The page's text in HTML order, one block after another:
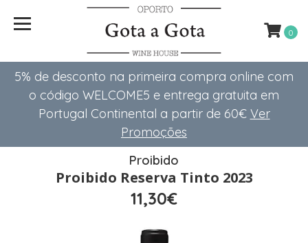
5% de desconto na primeira compra online com
o código WELCOME5 e entrega gratuita em
Portugal Continental a partir de 60€ Ver
Promoções
0
Proibido
Proibido Reserva Tinto 2023
11,30€